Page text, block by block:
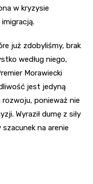
w kryzysie
już zdobyliśmy, brak
według niego,
Morawiecki
jest jedyną
ponieważ nie
Wyraził dumę z siły
na arenie